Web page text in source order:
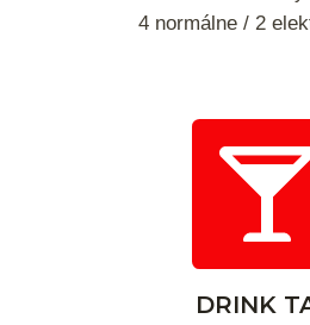
4 normálne / 2
DRINK